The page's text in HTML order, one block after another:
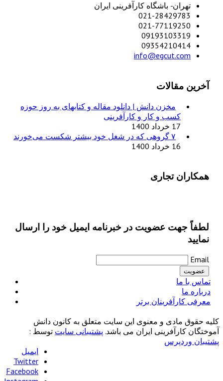
تهران- باشگاه کارآفرینی ایران
021-28429783
021-77119250
09193103319
09354210414
info@egcut.com
آخرین مقالات
مخزن دانش | دانلود مقاله و کتابهای به روز حوزه
کسب و کار و کارآفرینی
17 خرداد 1400
۷ گروهی که در شغل خود بیشتر شکست می‌خورند
16 خرداد 1400
همکاران تجاری
لطفاً جهت عضویت در خبرنامه ایمیل خود را ارسال
نمایید
Email
تماس با ما
درباره ما
معرفی کارآفرینان برتر
کلیه حقوق مادی و معنوی این سایت متعلق به کانون دانش
آموختگان کارآفرینی ایران می باشد. پشتیبانی سایت توسط :
پشتیبان وردپرس
ایمیل
Twitter
Facebook